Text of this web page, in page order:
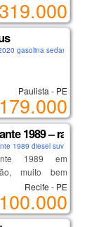
319.000
gasolina sedan
Paulista - PE
179.000
1989 –
1989 diesel suv
1989 em
muito bem
em
por revisão
garantindo
Recife - PE
100.000